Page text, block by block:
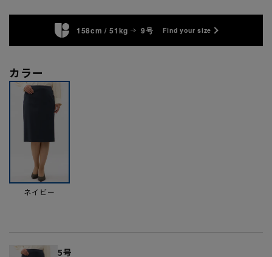
158cm / 51kg 9号 Find your size
カラー
ネイビー
5号